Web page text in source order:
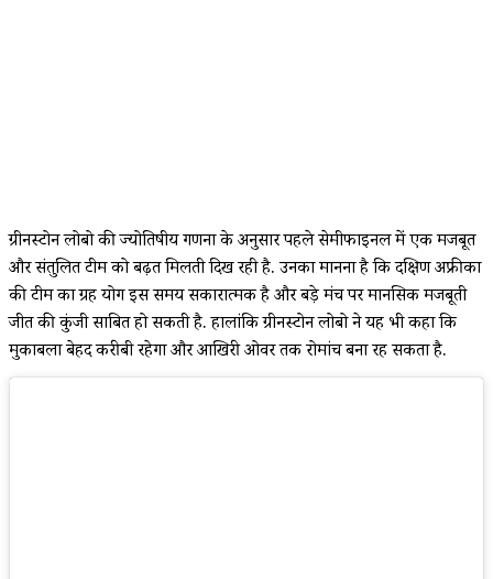
ग्रीनस्टोन लोबो की ज्योतिषीय गणना के अनुसार पहले सेमीफाइनल में एक मजबूत
और संतुलित टीम को बढ़त मिलती दिख रही है. उनका मानना है कि दक्षिण अफ्रीका
की टीम का ग्रह योग इस समय सकारात्मक है और बड़े मंच पर मानसिक मजबूती
जीत की कुंजी साबित हो सकती है. हालांकि ग्रीनस्टोन लोबो ने यह भी कहा कि
मुकाबला बेहद करीबी रहेगा और आखिरी ओवर तक रोमांच बना रह सकता है.